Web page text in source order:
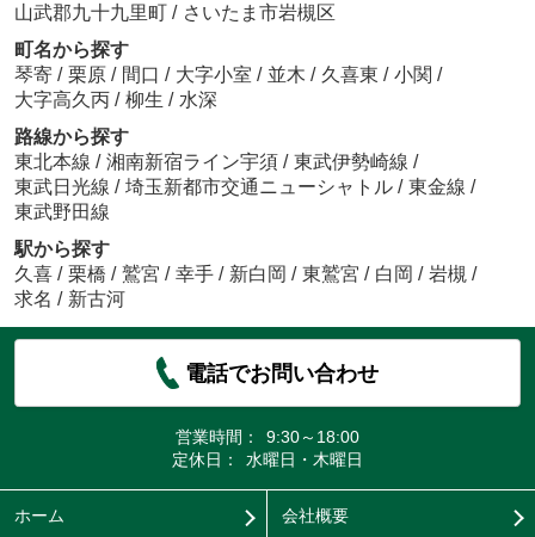
山武郡九十九里町 / さいたま市岩槻区
町名から探す
琴寄 / 栗原 / 間口 / 大字小室 / 並木 / 久喜東 / 小関 /
大字高久丙 / 柳生 / 水深
路線から探す
東北本線 / 湘南新宿ライン宇須 / 東武伊勢崎線 /
東武日光線 / 埼玉新都市交通ニューシャトル / 東金線 /
東武野田線
駅から探す
久喜 / 栗橋 / 鷲宮 / 幸手 / 新白岡 / 東鷲宮 / 白岡 / 岩槻 /
求名 / 新古河
電話でお問い合わせ
営業時間：
9:30～18:00
定休日：
水曜日・木曜日
ホーム 会社概要